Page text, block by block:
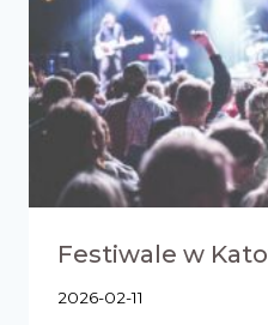
Festiwale w
2026-02-11